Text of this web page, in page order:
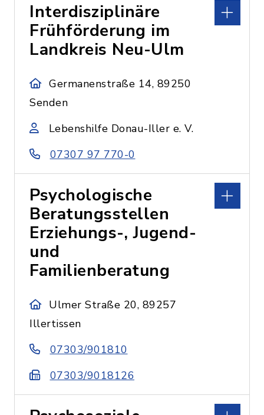
Interdisziplinäre
Frühförderung im
Landkreis Neu-Ulm
Germanenstraße 14, 89250
Senden
Lebenshilfe Donau-Iller e. V.
07307 97 770-0
Psychologische
Beratungsstellen
Erziehungs-, Jugend-
und
Familienberatung
Ulmer Straße 20, 89257
Illertissen
07303/901810
07303/9018126